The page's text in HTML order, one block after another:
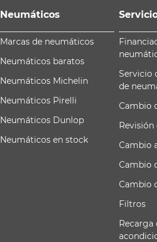
Neumáticos
Marcas de neumáticos
Neumáticos baratos
Neumáticos Michelin
Neumáticos Pirelli
Neumáticos Dunlop
Neumáticos en stock
Servicio
de
Cambio
Cambio
Cambio
Cambio
Filtros
Recarga